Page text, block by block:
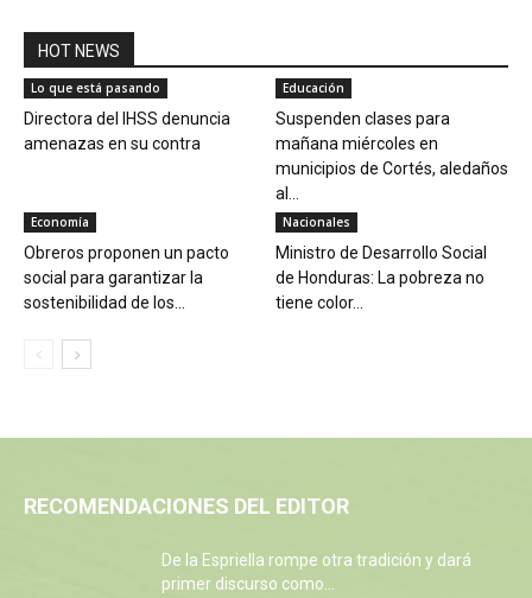
HOT NEWS
Lo que está pasando
Directora del IHSS denuncia
amenazas en su contra
Educación
Suspenden clases para
mañana miércoles en
municipios de Cortés, aledaños
al...
Economía
Obreros proponen un pacto
social para garantizar la
sostenibilidad de los...
Nacionales
Ministro de Desarrollo Social
de Honduras: La pobreza no
tiene color...
RECOMENDACIONES DEL EDITOR
De la Espriella rompe otra tradición y dará
primer discurso como...